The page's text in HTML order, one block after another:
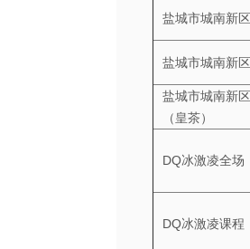
盐城市城南新
盐城市城南新
盐城市城南新
（皇茶）
DQ冰激凌全场
DQ冰激凌课程